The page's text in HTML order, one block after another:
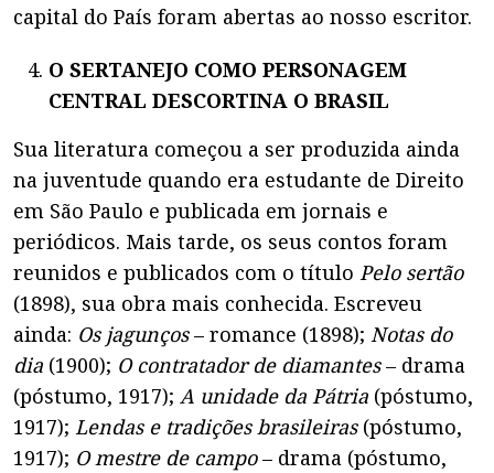
capital do País foram abertas ao nosso escritor.
O SERTANEJO COMO PERSONAGEM
CENTRAL DESCORTINA O BRASIL
Sua literatura começou a ser produzida ainda
na juventude quando era estudante de Direito
em São Paulo e publicada em jornais e
periódicos. Mais tarde, os seus contos foram
reunidos e publicados com o título Pelo sertão
(1898), sua obra mais conhecida. Escreveu
ainda: Os jagunços– romance (1898); Notas do
dia (1900); O contratador de diamantes– drama
(póstumo, 1917); A unidade da Pátria (póstumo,
1917); Lendas e tradições brasileiras(póstumo,
1917); O mestre de campo– drama (póstumo,